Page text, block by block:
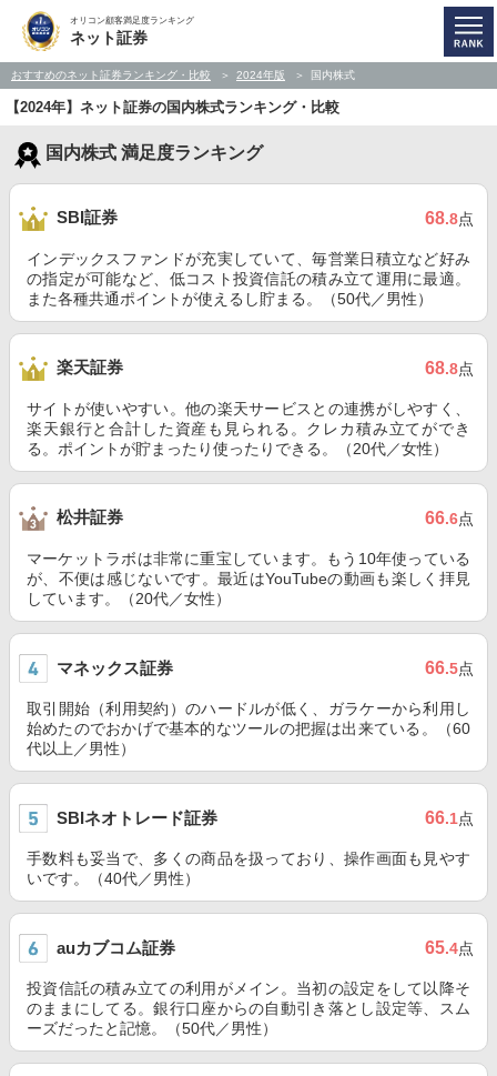
オリコン顧客満足度ランキング
ネット証券
おすすめのネット証券ランキング・比較 2024年版 国内株式
【2024年】ネット証券の国内株式ランキング・比較
国内株式 満足度ランキング
SBI証券 68.8点
インデックスファンドが充実していて、毎営業日積立など好み
の指定が可能など、低コスト投資信託の積み立て運用に最適。
また各種共通ポイントが使えるし貯まる。（50代／男性）
楽天証券 68.8点
サイトが使いやすい。他の楽天サービスとの連携がしやすく、
楽天銀行と合計した資産も見られる。クレカ積み立てができ
る。ポイントが貯まったり使ったりできる。（20代／女性）
松井証券 66.6点
マーケットラボは非常に重宝しています。もう10年使っている
が、不便は感じないです。最近はYouTubeの動画も楽しく拝見
しています。（20代／女性）
マネックス証券 66.5点
取引開始（利用契約）のハードルが低く、ガラケーから利用し
始めたのでおかげで基本的なツールの把握は出来ている。（60
代以上／男性）
SBIネオトレード証券 66.1点
手数料も妥当で、多くの商品を扱っており、操作画面も見やす
いです。（40代／男性）
auカブコム証券 65.4点
投資信託の積み立ての利用がメイン。当初の設定をして以降そ
のままにしてる。銀行口座からの自動引き落とし設定等、スム
ーズだったと記憶。（50代／男性）